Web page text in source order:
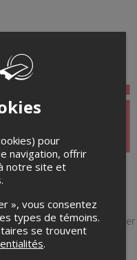
appareils laser pour valider
pour
navigation, offrir
notre site et
», vous consentez
types de témoins.
se trouvent
.